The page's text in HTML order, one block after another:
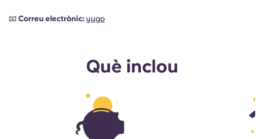
📧 Correu electrònic: yugo
Què inclou